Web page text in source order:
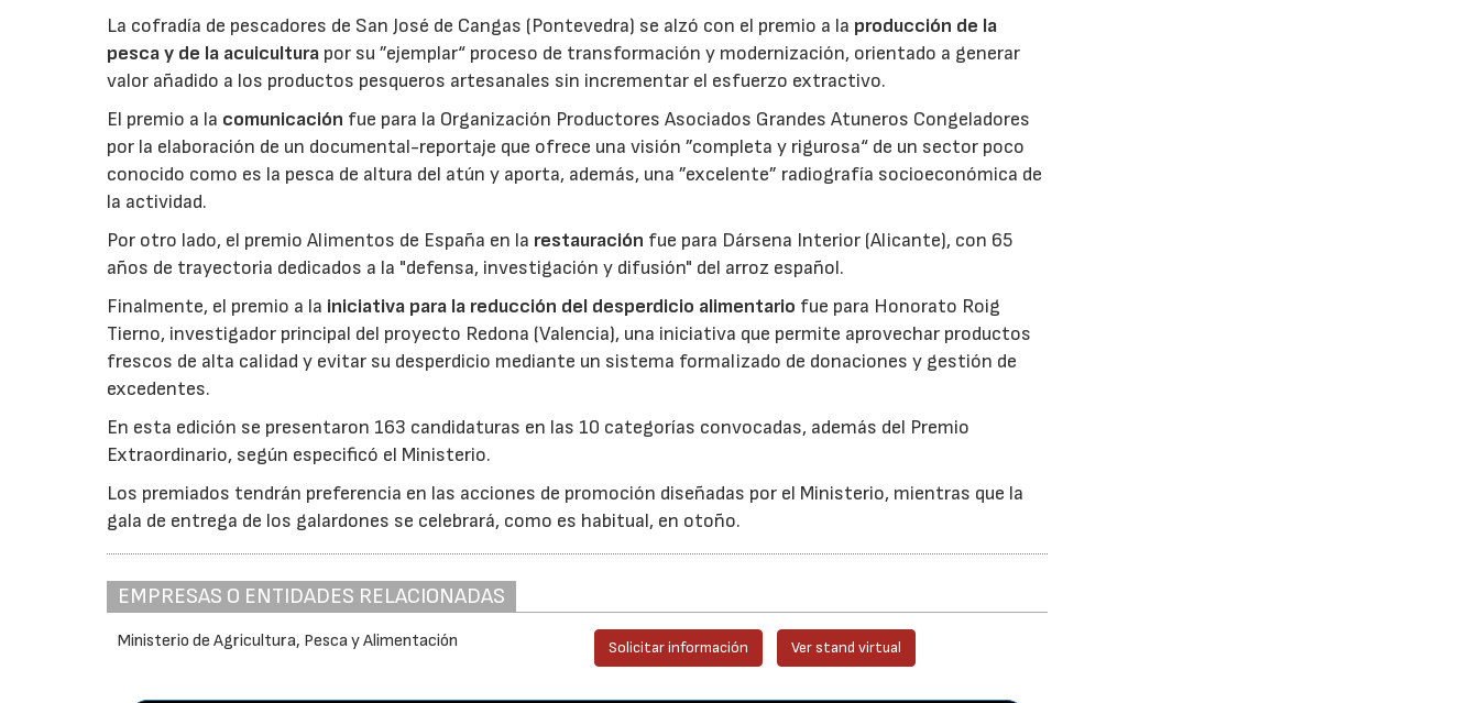
La cofradía de pescadores de San José de Cangas (Pontevedra) se alzó con el premio a la producción de la
pesca y de la acuicultura por su ”ejemplar“ proceso de transformación y modernización, orientado a generar
valor añadido a los productos pesqueros artesanales sin incrementar el esfuerzo extractivo.
El premio a la comunicación fue para la Organización Productores Asociados Grandes Atuneros Congeladores
por la elaboración de un documental-reportaje que ofrece una visión ”completa y rigurosa“ de un sector poco
conocido como es la pesca de altura del atún y aporta, además, una ”excelente” radiografía socioeconómica de
la actividad.
Por otro lado, el premio Alimentos de España en la restauración fue para Dársena Interior (Alicante), con 65
años de trayectoria dedicados a la "defensa, investigación y difusión" del arroz español.
Finalmente, el premio a la iniciativa para la reducción del desperdicio alimentario fue para Honorato Roig
Tierno, investigador principal del proyecto Redona (Valencia), una iniciativa que permite aprovechar productos
frescos de alta calidad y evitar su desperdicio mediante un sistema formalizado de donaciones y gestión de
excedentes.
En esta edición se presentaron 163 candidaturas en las 10 categorías convocadas, además del Premio
Extraordinario, según especificó el Ministerio.
Los premiados tendrán preferencia en las acciones de promoción diseñadas por el Ministerio, mientras que la
gala de entrega de los galardones se celebrará, como es habitual, en otoño.
EMPRESAS O ENTIDADES RELACIONADAS
Ministerio de Agricultura, Pesca y Alimentación Solicitar información Ver stand virtual